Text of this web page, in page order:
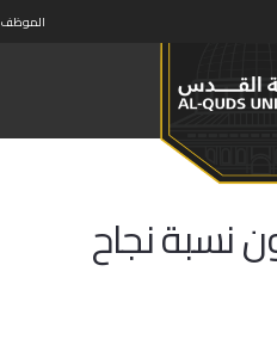
الموظف
نسبة نجاح